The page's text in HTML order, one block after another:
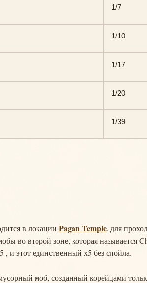
1/7
1/10
1/17
1/20
1/39
в локации Pagan Temple, для
во второй зоне, которая называется
, и этот единственный х5 без спойла.
моб, созданный корейцами